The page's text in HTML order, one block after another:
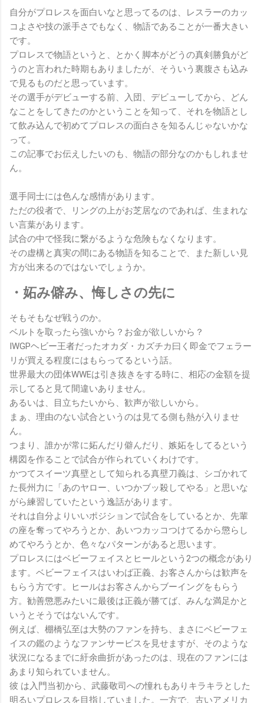
で引き分けたので、チャンピオンシップへのチャンスを手に
入れましたが、まだPPVでは公式に発表されていません。
Wrestling Observer
自分がプロレスを面白いなと思ってるのは、レスラーのカッ
コよさや技の派手さでもなく、物語であることが一番大きい
です。
プロレスで物語というと、とかく脚本がどうの真剣勝負がど
うのと言われた時期もありましたが、そういう裏腹さも込み
で見るものだと思っています。
その選手がデビューする前、入団、デビューしてから、どん
なことをしてきたのかということを知って、それを物語とし
て飲み込んで初めてプロレスの面白さを知るんじゃないかな
って。
この記事でお伝えしたいのも、物語の部分なのかもしれませ
ん。
選手同士には色んな感情があります。
ただの役者で、リングの上がお芝居なのであれば、生まれな
い言葉があります。
試合の中で怪我に繋がるような危険もなくなります。
その虚構と真実の間にある物語を知ることで、また新しい見
方が出来るのではないでしょうか。
・妬み僻み、悔しさの先に
そもそもなぜ戦うのか。
ベルトを取ったら強いから？お金が欲しいから？
IWGPヘビー王者だったオカダ・カズチカ曰く即金でフェラー
リが買える程度にはもらってるという話。
世界最大の団体WWEは引き抜きをする時に、相応の金額を提
示してると見て間違いありません。
あるいは、目立ちたいから、歓声が欲しいから。
まぁ、理由のない試合というのは見てる側も熱が入りませ
ん。
つまり、誰かが常に妬んだり僻んだり、嫉妬をしてるという
構図を作ることで試合が作られていくわけです。
かつてスイーツ真壁として知られる真壁刀義は、シゴかれて
た長州力に「あのヤロー、いつかブッ殺してやる」と思いな
がら練習していたという逸話があります。
それは自分よりいいポジションで試合をしているとか、先輩
の座を奪ってやろうとか、あいつカッコつけてるから懲らし
めてやろうとか、色々なパターンがあると思います。
プロレスにはベビーフェイスとヒールという2つの概念があり
ます。ベビーフェイスはいわば正義、お客さんからは歓声を
もらう方です。ヒールはお客さんからブーイングをもらう
方。勧善懲悪みたいに最後は正義が勝てば、みんな満足かと
いうとそうではないんです。
例えば、棚橋弘至は大勢のファンを持ち、まさにベビーフェ
イスの鑑のようなファンサービスを見せますが、そのような
状況になるまでに紆余曲折があったのは、現在のファンには
あまり知られていません。
彼 は入門当初から、武藤敬司への憧れもありキラキラとした
明るいプロレスを目指していました。一方で、古いアメリカ